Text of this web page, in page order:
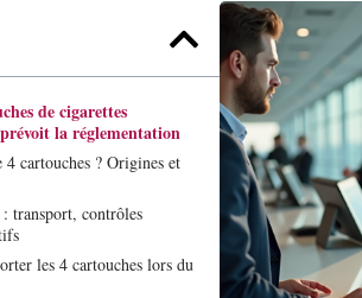
de cigarettes
la réglementation
cartouches ? Origines et
transport, contrôles
les 4 cartouches lors du